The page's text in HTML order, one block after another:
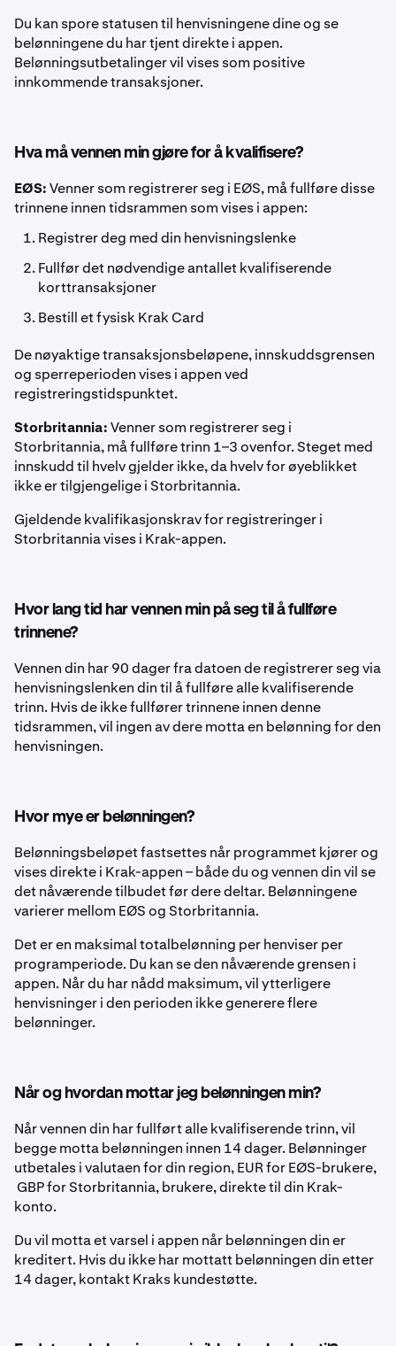
Du kan spore statusen til henvisningene dine og se
belønningene du har tjent direkte i appen.
Belønningsutbetalinger vil vises som positive
innkommende transaksjoner.
Hva må vennen min gjøre for å kvalifisere?
EØS:Venner som registrerer seg i EØS, må fullføre disse
trinnene innen tidsrammen som vises i appen:
Registrer deg med din henvisningslenke
Fullfør det nødvendige antallet kvalifiserende
korttransaksjoner
Bestill et fysisk Krak Card
De nøyaktige transaksjonsbeløpene, innskuddsgrensen
og sperreperioden vises i appen ved
registreringstidspunktet.
Storbritannia:Venner som registrerer seg i
Storbritannia, må fullføre trinn 1–3 ovenfor. Steget med
innskudd til hvelv gjelder ikke, da hvelv for øyeblikket
ikke er tilgjengelige i Storbritannia.
Gjeldende kvalifikasjonskrav for registreringer i
Storbritannia vises i Krak-appen.
Hvor lang tid har vennen min på seg til å fullføre
trinnene?
Vennen din har 90 dager fra datoen de registrerer seg via
henvisningslenken din til å fullføre alle kvalifiserende
trinn. Hvis de ikke fullfører trinnene innen denne
tidsrammen, vil ingen av dere motta en belønning for den
henvisningen.
Hvor mye er belønningen?
Belønningsbeløpet fastsettes når programmet kjører og
vises direkte i Krak-appen – både du og vennen din vil se
det nåværende tilbudet før dere deltar. Belønningene
varierer mellom EØS og Storbritannia.
Det er en maksimal totalbelønning per henviser per
programperiode. Du kan se den nåværende grensen i
appen. Når du har nådd maksimum, vil ytterligere
henvisninger i den perioden ikke generere flere
belønninger.
Når og hvordan mottar jeg belønningen min?
Når vennen din har fullført alle kvalifiserende trinn, vil
begge motta belønningen innen 14 dager. Belønninger
utbetales i valutaen for din region, EUR for EØS-brukere,
GBP for Storbritannia,brukere, direkte til din Krak-
konto.
Du vil motta et varsel i appen når belønningen din er
kreditert. Hvis du ikke har mottatt belønningen din etter
14 dager, kontakt Kraks kundestøtte.